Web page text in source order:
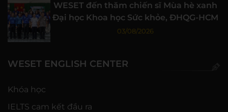
WESET đến thăm chiến sĩ Mùa hè xanh
Đại học Khoa học Sức khỏe, ĐHQG-HCM
03/08/2026
WESET ENGLISH CENTER
Khóa học
IELTS cam kết đầu ra